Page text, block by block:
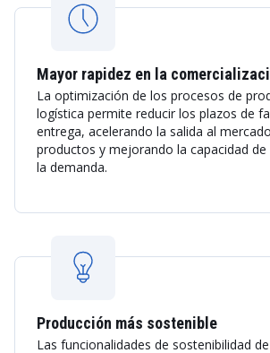
Mayor rapidez en la
La optimización de los procesos de
logística permite reducir los plazos de
entrega, acelerando la salida al
productos y mejorando la capacidad
la demanda.
Producción más sostenible
Las funcionalidades de sostenibilidad